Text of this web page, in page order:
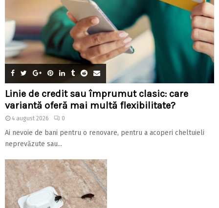
Linie de credit sau împrumut clasic: care
variantă oferă mai multă flexibilitate?
4 august 2026 0
Ai nevoie de bani pentru o renovare, pentru a acoperi cheltuieli
neprevăzute sau...